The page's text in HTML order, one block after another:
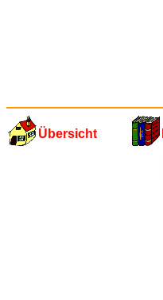
Übersicht